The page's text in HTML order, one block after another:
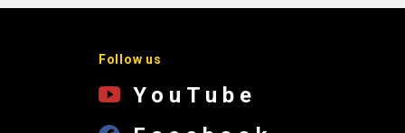
Follow us
YouTube